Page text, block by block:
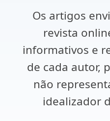
Os artigos
revista
informativos e
de cada autor,
não
idealizador